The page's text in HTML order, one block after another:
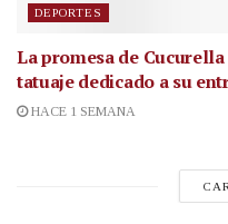
DEPORTES
La promesa de
tatuaje dedicado a su
HACE 1 SEMANA